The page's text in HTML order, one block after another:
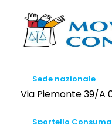
Sede nazionale
Via Piemonte 39/A